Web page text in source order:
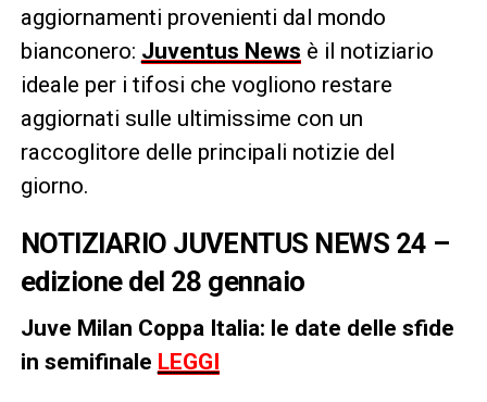
aggiornamenti provenienti dal mondo
bianconero: Juventus News è il notiziario
ideale per i tifosi che vogliono restare
aggiornati sulle ultimissime con un
raccoglitore delle principali notizie del
giorno.
NOTIZIARIO JUVENTUS NEWS 24 –
edizione del 28 gennaio
Juve Milan Coppa Italia: le date delle sfide
in semifinale LEGGI